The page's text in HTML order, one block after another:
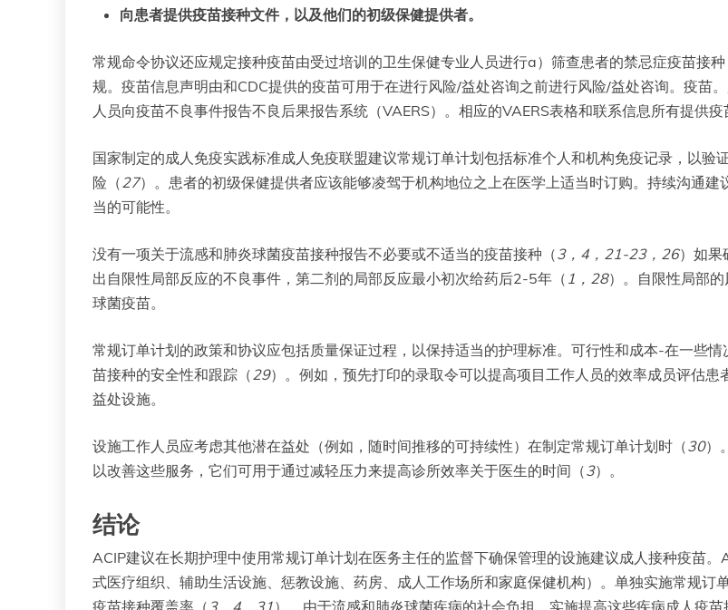
向患者提供疫苗接种文件，以及他们的初级保健提供者。
常规命令协议还应规定接种疫苗由受过培训的卫生保健专业人员进行a）筛查患者的禁忌症疫苗接
规。疫苗信息声明由和CDC提供的疫苗可用于在进行风险/益处咨询之前进行风险/益处咨询。疫苗
人员向疫苗不良事件报告不良后果报告系统（VAERS）。相应的VAERS表格和联系信息所有提供疫
国家制定的成人免疫实践标准成人免疫联盟建议常规订单计划包括标准个人和机构免疫记录，以
险（ 27）。患者的初级保健提供者应该能够凌驾于机构地位之上在医学上适当时订购。持续沟通
当的可能性。
没有一项关于流感和肺炎球菌疫苗接种报告不必要或不适当的疫苗接种（3， 4 ， 21-23， 26）如果
出自限性局部反应的不良事件，第二剂的局部反应最小初次给药后2-5年（ 1 ， 28）。自限性局部
球菌疫苗。
常规订单计划的政策和协议应包括质量保证过程，以保持适当的护理标准。可行性和成本-在一些
苗接种的安全性和跟踪（ 29）。例如，预先打印的录取令可以提高项目工作人员的效率成员评估
益处设施。
设施工作人员应考虑其他潜在益处（例如，随时间推移的可持续性）在制定常规订单计划时（30）
以改善这些服务，它们可用于通过减轻压力来提高诊所效率关于医生的时间（3）。
结论
ACIP建议在长期护理中使用常规订单计划在医务主任的监督下确保管理的设施建议成人接种疫苗
式医疗组织、辅助生活设施、惩教设施、药房、成人工作场所和家庭保健机构）。单独实施常规
疫苗接种覆盖率（ 3， 4 31）。由于流感和肺炎球菌疾病的社会负担，实施提高这些疾病成人疫